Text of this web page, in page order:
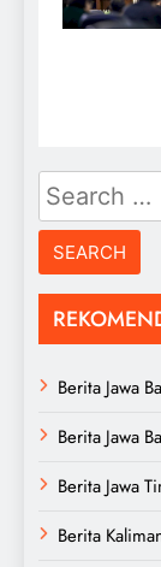
Search
for:
Berita Jawa
Berita Jawa
Berita Jawa
Berita